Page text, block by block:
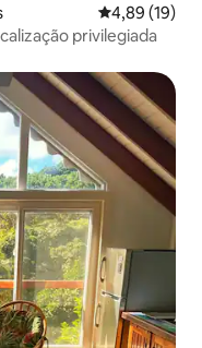
Classificação
4,89 (19)
privilegiada